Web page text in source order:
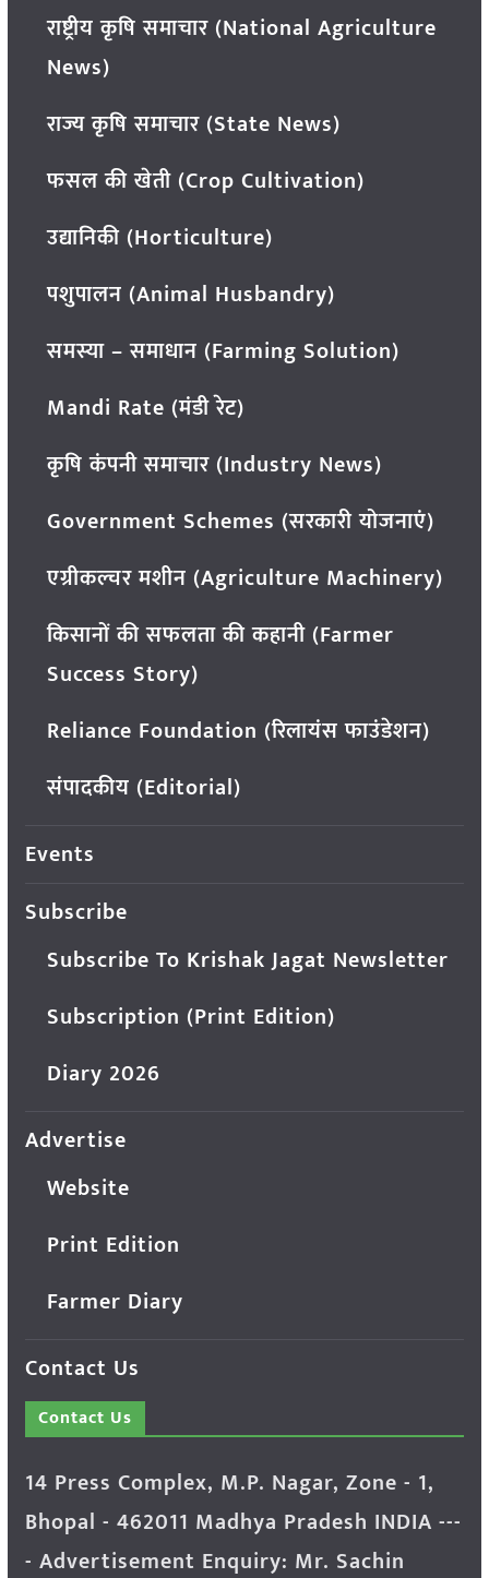
राष्ट्रीय कृषि समाचार (National Agriculture
News)
राज्य कृषि समाचार (State News)
फसल की खेती (Crop Cultivation)
उद्यानिकी (Horticulture)
पशुपालन (Animal Husbandry)
समस्या – समाधान (Farming Solution)
Mandi Rate (मंडी रेट)
कृषि कंपनी समाचार (Industry News)
Government Schemes (सरकारी योजनाएं)
एग्रीकल्चर मशीन (Agriculture Machinery)
किसानों की सफलता की कहानी (Farmer
Success Story)
Reliance Foundation (रिलायंस फाउंडेशन)
संपादकीय (Editorial)
Events
Subscribe
Subscribe To Krishak Jagat Newsletter
Subscription (Print Edition)
Diary 2026
Advertise
Website
Print Edition
Farmer Diary
Contact Us
Contact Us
14 Press Complex, M.P. Nagar, Zone - 1,
Bhopal - 462011 Madhya Pradesh INDIA ---
- Advertisement Enquiry: Mr. Sachin